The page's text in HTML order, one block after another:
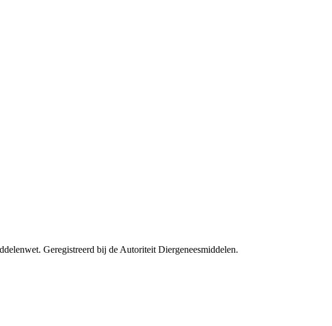
Geregistreerd bij de Autoriteit Diergeneesmiddelen.